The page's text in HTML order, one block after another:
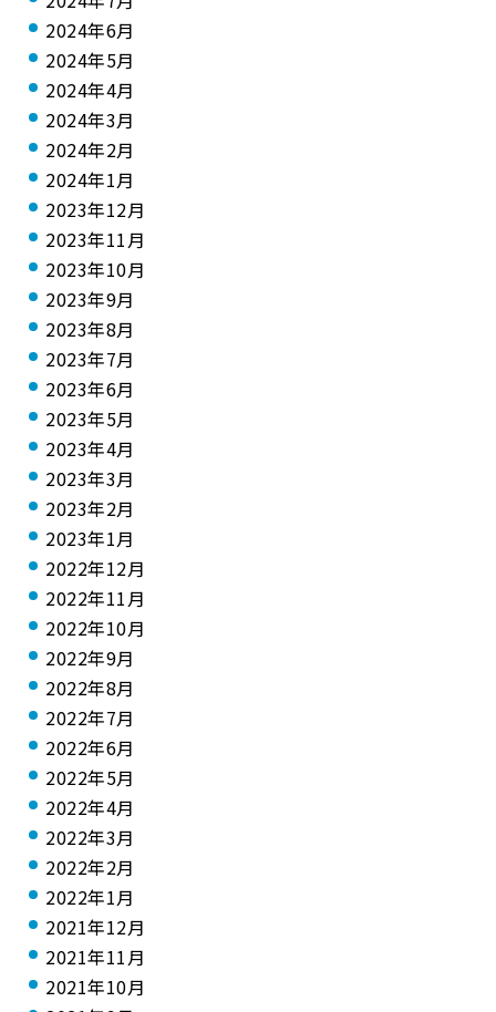
2024年6月
2024年5月
2024年4月
2024年3月
2024年2月
2024年1月
2023年12月
2023年11月
2023年10月
2023年9月
2023年8月
2023年7月
2023年6月
2023年5月
2023年4月
2023年3月
2023年2月
2023年1月
2022年12月
2022年11月
2022年10月
2022年9月
2022年8月
2022年7月
2022年6月
2022年5月
2022年4月
2022年3月
2022年2月
2022年1月
2021年12月
2021年11月
2021年10月